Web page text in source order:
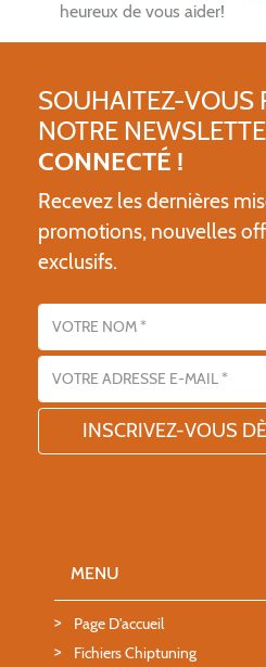
heureux de vous aider!
SOUHAITEZ-VOUS
NOTRE
CONNECTÉ !
Recevez les dernières
promotions, nouvelles
exclusifs.
Nom
Adresse email
MENU
Page D'accueil
Fichiers Chiptuning